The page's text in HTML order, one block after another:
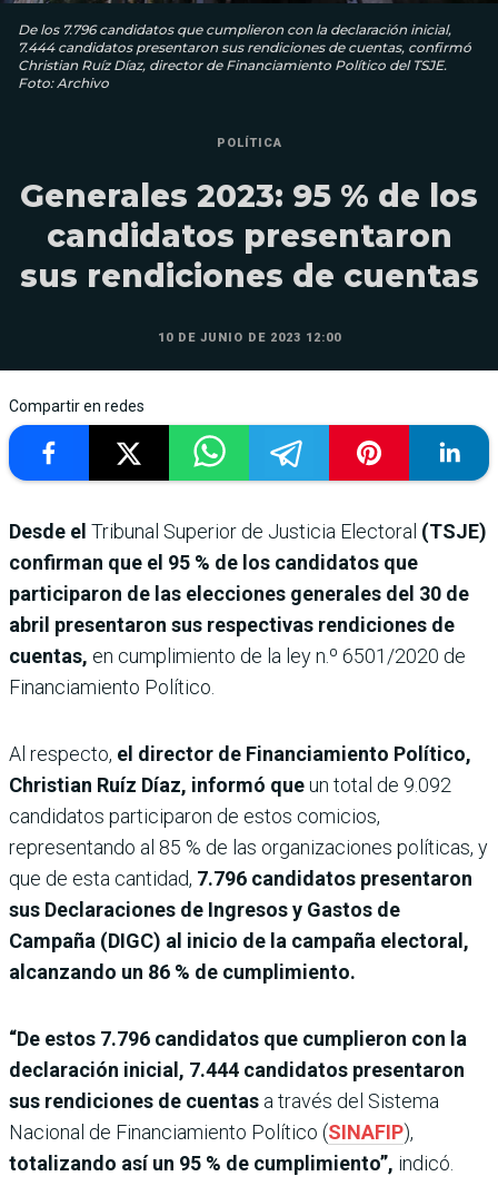
De los 7.796 candidatos que cumplieron con la declaración inicial,
7.444 candidatos presentaron sus rendiciones de cuentas, confirmó
Christian Ruíz Díaz, director de Financiamiento Político del TSJE.
Foto: Archivo
POLÍTICA
Generales 2023: 95 % de los
candidatos presentaron
sus rendiciones de cuentas
10 DE JUNIO DE 2023 12:00
Compartir en redes
Desde el Tribunal Superior de Justicia Electoral (TSJE)
confirman que el 95 % de los candidatos que
participaron de las elecciones generales del 30 de
abril presentaron sus respectivas rendiciones de
cuentas, en cumplimiento de la ley n.º 6501/2020 de
Financiamiento Político.
Al respecto, el director de Financiamiento Político,
Christian Ruíz Díaz, informó queun total de 9.092
candidatos participaron de estos comicios,
representando al 85 % de las organizaciones políticas, y
que de esta cantidad, 7.796 candidatos presentaron
sus Declaraciones de Ingresos y Gastos de
Campaña (DIGC) al inicio de la campaña electoral,
alcanzando un 86 % de cumplimiento.
“De estos 7.796 candidatos que cumplieron con la
declaración inicial, 7.444 candidatos presentaron
sus rendiciones de cuentas a través del Sistema
Nacional de Financiamiento Político (SINAFIP),
totalizando así un 95 % de cumplimiento”, indicó.